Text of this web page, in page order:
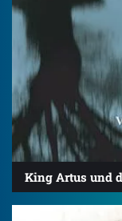
King Artus und